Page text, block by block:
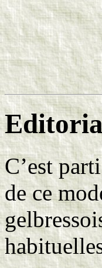
C’est
de ce